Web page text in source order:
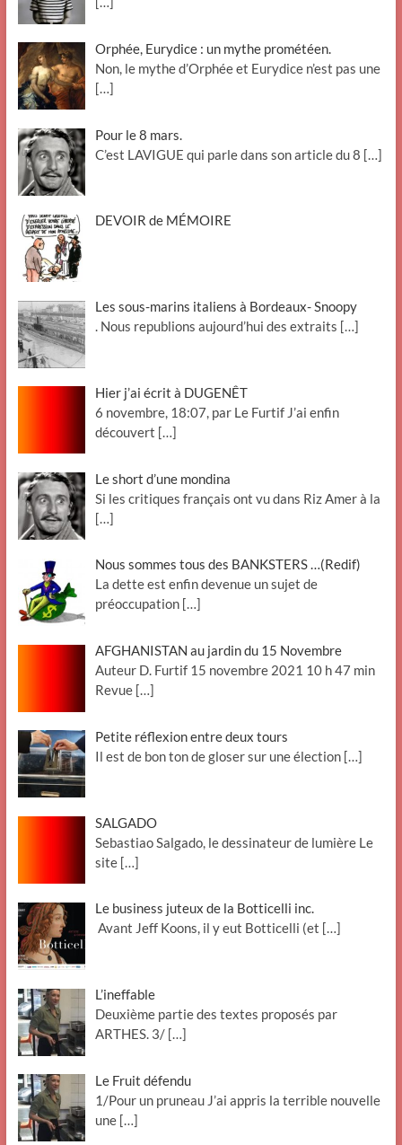
Orphée, Eurydice : un mythe prométéen.
Non, le mythe d’Orphée et Eurydice n’est pas une
[…]
Pour le 8 mars.
C’est LAVIGUE qui parle dans son article du 8 […]
DEVOIR de MÉMOIRE
Les sous-marins italiens à Bordeaux- Snoopy
. Nous republions aujourd’hui des extraits […]
Hier j’ai écrit à DUGENÊT
6 novembre, 18:07, par Le Furtif J’ai enfin
découvert […]
Le short d’une mondina
Si les critiques français ont vu dans Riz Amer à la
[…]
Nous sommes tous des BANKSTERS …(Redif)
La dette est enfin devenue un sujet de
préoccupation […]
AFGHANISTAN au jardin du 15 Novembre
Auteur D. Furtif 15 novembre 2021 10 h 47 min
Revue […]
Petite réflexion entre deux tours
Il est de bon ton de gloser sur une élection […]
SALGADO
Sebastiao Salgado, le dessinateur de lumière Le
site […]
Le business juteux de la Botticelli inc.
Avant Jeff Koons, il y eut Botticelli (et […]
L’ineffable
Deuxième partie des textes proposés par
ARTHES. 3/ […]
Le Fruit défendu
1/Pour un pruneau J’ai appris la terrible nouvelle
une […]